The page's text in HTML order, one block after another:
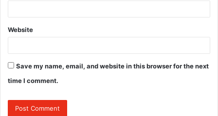
Website
Save my name, email, and website in this browser for the next
time I comment.